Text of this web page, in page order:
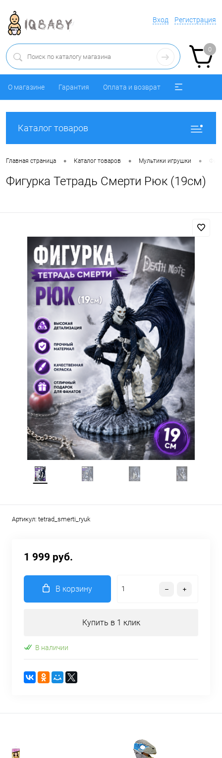
Вход Регистрация
0
О магазине Гарантия Оплата и возврат
Каталог товаров
Главная страница • Каталог товаров • Мультики игрушки •
Фигурка Тетрадь Смерти Рюк (19см)
Артикул: tetrad_smerti_ryuk
1 999 руб.
В корзину
Купить в 1 клик
В наличии